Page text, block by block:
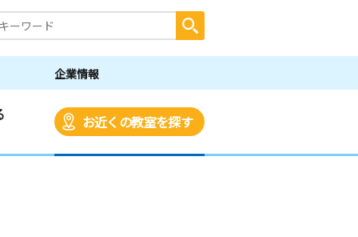
企業情報
お近くの教室を探す